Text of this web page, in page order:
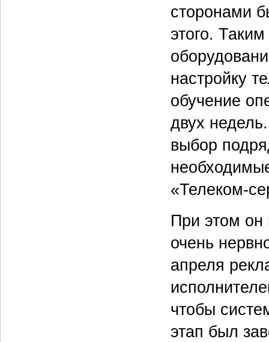
сторонами
этого.
настройку
обучение
двух
выбор
«Телеком-
При этом он
очень
апреля
чтобы
этап был